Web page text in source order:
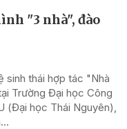
"3 nhà", đào
sinh thái hợp tác "Nhà
Trường Đại học Công
(Đại học Thái Nguyên),